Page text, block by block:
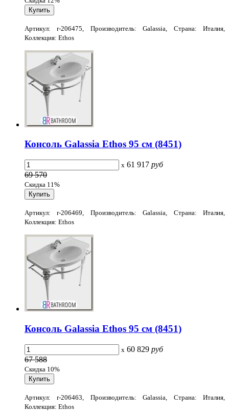
Артикул: r-206475, Производитель: Galassia, Страна: Италия,
Коллекция: Ethos
Консоль Galassia Ethos 95 см (8451)
x 61 917 руб
69 570
Скидка 11%
Артикул: r-206469, Производитель: Galassia, Страна: Италия,
Коллекция: Ethos
Консоль Galassia Ethos 95 см (8451)
x 60 829 руб
67 588
Скидка 10%
Артикул: r-206463, Производитель: Galassia, Страна: Италия,
Коллекция: Ethos